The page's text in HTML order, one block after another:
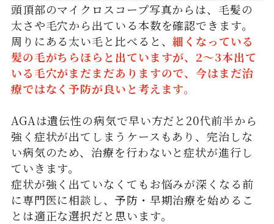
頭頂部のマイクロスコープ写真からは、毛髪の
太さや毛穴から出ている本数を確認できます。
周りにある太い毛と比べると、細くなっている
髪の毛がちらほらと出ていますが、2～3本出て
いる毛穴がまだまだありますので、今はまだ治
療ではなく予防が良いと考えます。
AGAは遺伝性の病気で早い方だと20代前半から
強く症状が出てしまうケースもあり、完治しな
い病気のため、治療を行わないと症状が進行し
ていきます。
症状が強く出ていなくてもお悩みが深くなる前
に専門医に相談し、予防・早期治療を始めるこ
とは適正な選択だと思います。